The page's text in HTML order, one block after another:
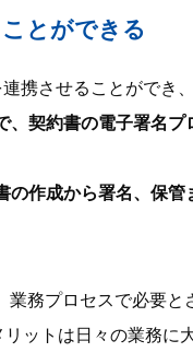
とができる
携させることができ
、契約書の電子署名
の作成から署名、保
業務プロセスで必要
ットは日々の業務に